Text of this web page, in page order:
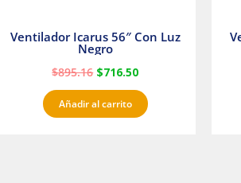
Ventilador Icarus 56″ Con Luz
Negro
$895.16 $716.50
Añadir al carrito